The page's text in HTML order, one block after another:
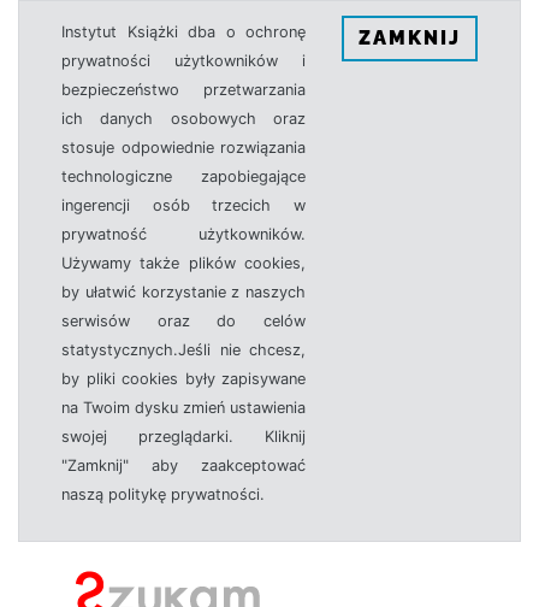
Instytut Książki dba o ochronę
prywatności użytkowników i
bezpieczeństwo przetwarzania
ich danych osobowych oraz
stosuje odpowiednie rozwiązania
technologiczne zapobiegające
ingerencji osób trzecich w
prywatność użytkowników.
Używamy także plików cookies,
by ułatwić korzystanie z naszych
serwisów oraz do celów
statystycznych.Jeśli nie chcesz,
by pliki cookies były zapisywane
na Twoim dysku zmień ustawienia
swojej przeglądarki. Kliknij
"Zamknij" aby zaakceptować
naszą politykę prywatności.
ZAMKNIJ